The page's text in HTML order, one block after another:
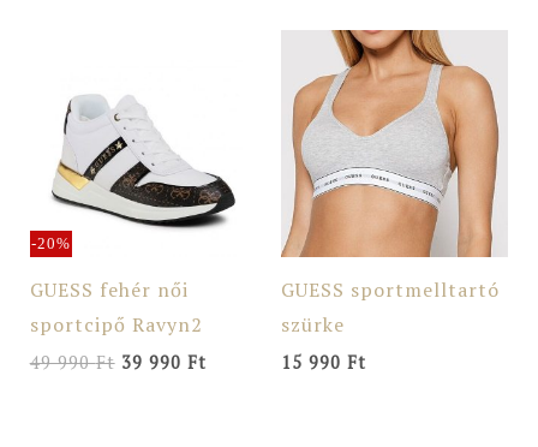
-20%
GUESS fehér női
sportcipő Ravyn2
49 990Ft
49
990 Ft.
39 990 Ft
GUESS sportmelltartó
szürke
15 990 Ft